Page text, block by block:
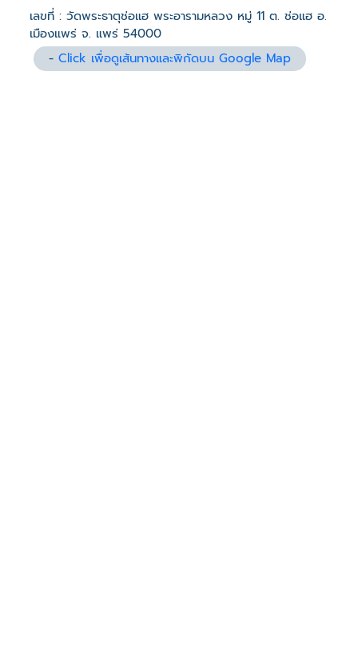
เลขที่ : วัดพระธาตุช่อแฮ พระอารามหลวง หมู่ 11 ต. ช่อแฮ อ.
เมืองแพร่ จ. แพร่ 54000
-Click เพื่อดูเส้นทางและพิกัดบน Google Map